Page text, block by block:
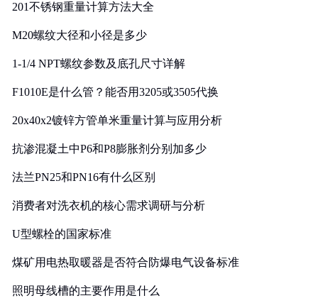
201不锈钢重量计算方法大全
M20螺纹大径和小径是多少
1-1/4 NPT螺纹参数及底孔尺寸详解
F1010E是什么管？能否用3205或3505代换
20x40x2镀锌方管单米重量计算与应用分析
抗渗混凝土中P6和P8膨胀剂分别加多少
法兰PN25和PN16有什么区别
消费者对洗衣机的核心需求调研与分析
U型螺栓的国家标准
煤矿用电热取暖器是否符合防爆电气设备标准
照明母线槽的主要作用是什么